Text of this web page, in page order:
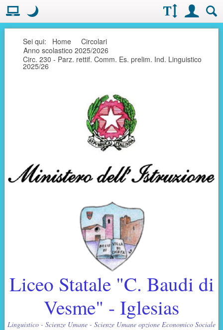
Visualizzazione:
Layout normale. Passa alla modalità desktop
Modo notte
Modo notte: questa modalità imposta un basso contrasto.
Casella
Dimensioni testo:
Accesso
Seguici
Sei qui: Home
Circolari
Anno scolastico 2025/2026
Circ. 230 - Parz. rettif. Comm. Es. prelim. Ind. Linguistico
2025/26
Liceo Statale "C. Baudi di
Vesme" - Iglesias
Linguistico - Scienze Umane - Scienze Umane opzione Economico Sociale